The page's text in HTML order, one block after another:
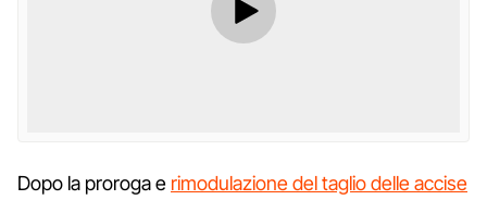
Dopo la proroga e rimodulazione del taglio delle accise